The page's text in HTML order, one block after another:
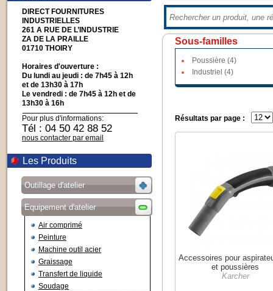
DIRECT FOURNITURES
INDUSTRIELLES
261 A RUE DE L’INDUSTRIE
ZA DE LA PRAILLE
01710 THOIRY
Horaires d'ouverture :
Du lundi au jeudi : de 7h45 à 12h
et de 13h30 à 17h
Le vendredi : de 7h45 à 12h et de
13h30 à 16h
Pour plus d'informations:
Tél : 04 50 42 88 52
nous contacter par email
Les Produits
Outillage d'atelier
Equipement d'atelier
Air comprimé
Peinture
Machine outil acier
Graissage
Transfert de liquide
Soudage
Sous-familles
Poussière (4)
Industriel (4)
Résultats par page :
Accessoires pour
et poussières
Karcher